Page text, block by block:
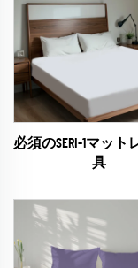
必須のSERI-1マット
具